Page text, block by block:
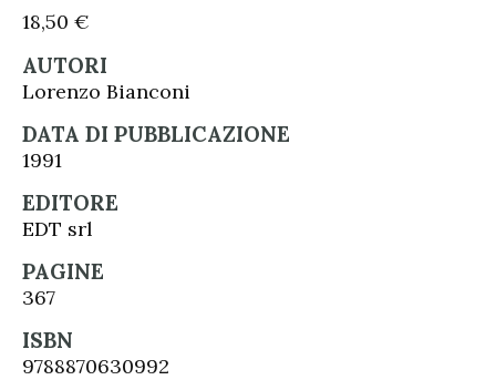
18,50 €
AUTORI
Lorenzo Bianconi
DATA DI PUBBLICAZIONE
1991
EDITORE
EDT srl
PAGINE
367
ISBN
9788870630992